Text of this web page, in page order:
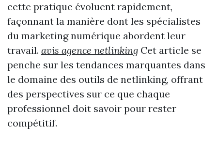
cette pratique évoluent rapidement,
façonnant la manière dont les spécialistes
du marketing numérique abordent leur
travail. avis agence netlinking Cet article se
penche sur les tendances marquantes dans
le domaine des outils de netlinking, offrant
des perspectives sur ce que chaque
professionnel doit savoir pour rester
compétitif.